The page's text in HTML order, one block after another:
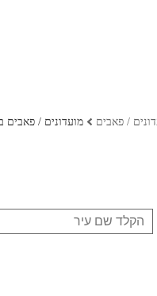
/ פאבים מועדונים / פאבים